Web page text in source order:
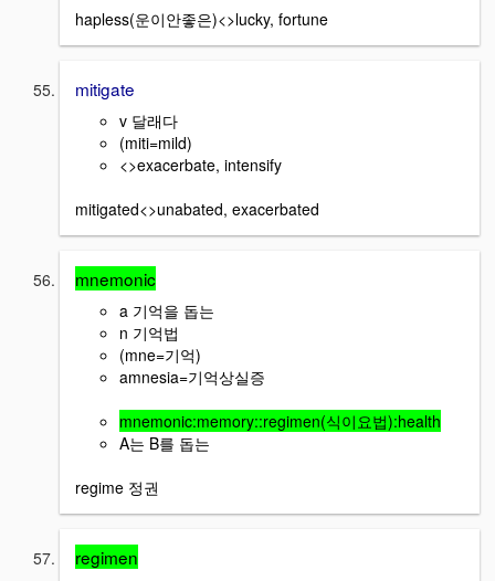
hapless(운이안좋은)<>lucky, fortune
mitigate
v 달래다
(miti=mild)
<>exacerbate, intensify
mitigated<>unabated, exacerbated
mnemonic
a 기억을 돕는
n 기억법
(mne=기억)
amnesia=기억상실증
mnemonic:memory::regimen(식이요법):health
A는 B를 돕는
regime 정권
regimen